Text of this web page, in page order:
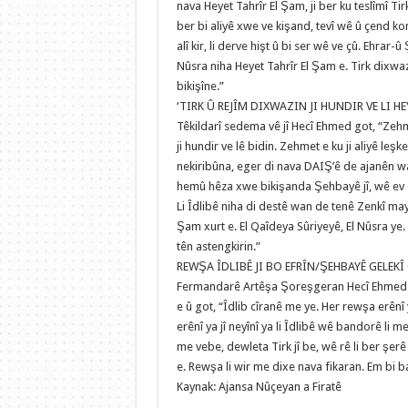
nava Heyet Tahrîr El Şam, ji ber ku teslîmî
ber bi aliyê xwe ve kişand, tevî wê û çend
alî kir, li derve hişt û bi ser wê ve çû. Ehrar-
Nûsra niha Heyet Tahrîr El Şam e. Tirk
bikişîne.”
‘TIRK Û REJÎM DIXWAZIN JI HUNDIR VE LI
Têkildarî sedema vê jî Hecî Ehmed got,
ji hundir ve lê bidin. Zehmet e ku ji aliyê
nekiribûna, eger di nava DAIŞ’ê de ajanên
hemû hêza xwe bikişanda Şehbayê jî, wê
Li Îdlibê niha di destê wan de tenê Zenkî
Şam xurt e. El Qaîdeya Sûriyeyê, El Nûsra
tên astengkirin.”
REWŞA ÎDLIBÊ JI BO EFRÎN/ŞEHBAYÊ
Fermandarê Artêşa Şoreşgeran Hecî
e û got, “Îdlib cîranê me ye. Her rewşa
erênî ya jî neyînî ya li Îdlibê wê bandorê li
me vebe, dewleta Tirk jî be, wê rê li ber
e. Rewşa li wir me dixe nava fikaran. Em bi
Kaynak: Ajansa Nûçeyan a Firatê